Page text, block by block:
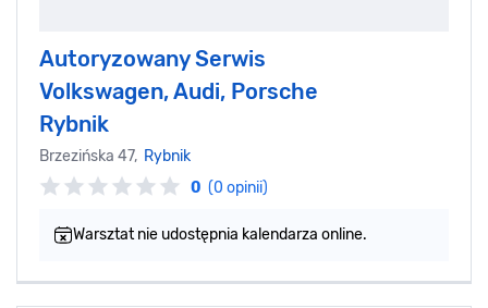
Autoryzowany Serwis
Volkswagen, Audi, Porsche
Rybnik
Brzezińska 47, Rybnik
0 (0 opinii)
Warsztat nie udostępnia kalendarza online.